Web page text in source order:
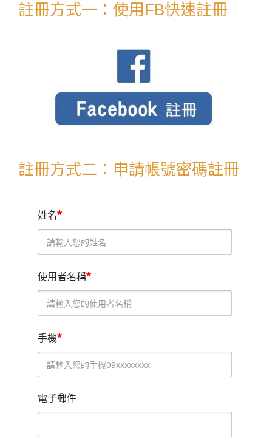
註冊方式一：使用FB快速註冊
註冊方式二：申請帳號密碼註冊
姓名*
使用者名稱*
手機*
電子郵件